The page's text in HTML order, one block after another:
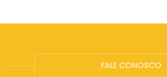
FALE CONOSCO